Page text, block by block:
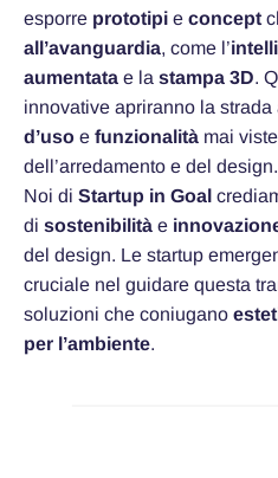
esporre prototipi e concept
all’avanguardia, come l’
aumentata e la stampa 3D.
innovative apriranno la strada
d’uso e funzionalità mai
dell’arredamento e del design.
Noi di Startup in Goal
di sostenibilità e
del design. Le startup
cruciale nel guidare questa
soluzioni che coniugano
per l’ambiente.